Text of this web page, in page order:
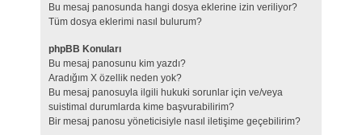
Bu mesaj panosunda hangi dosya eklerine izin veriliyor?
Tüm dosya eklerimi nasıl bulurum?
phpBB Konuları
Bu mesaj panosunu kim yazdı?
Aradığım X özellik neden yok?
Bu mesaj panosuyla ilgili hukuki sorunlar için ve/veya
suistimal durumlarda kime başvurabilirim?
Bir mesaj panosu yöneticisiyle nasıl iletişime geçebilirim?